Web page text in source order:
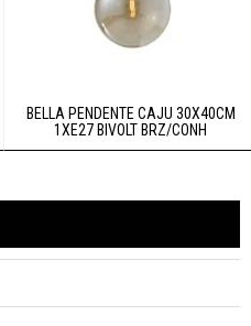
BELLA PENDENTE CAJU 30X40CM
1XE27 BIVOLT BRZ/CONH